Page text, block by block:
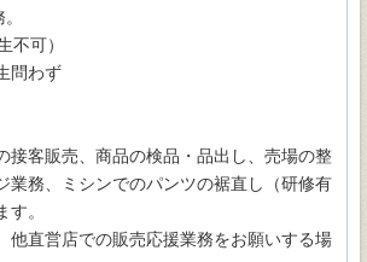
不可）
問わず
接客販売、商品の検品・品出し、売場の整
業務、ミシンでのパンツの裾直し（研修有
す。
他直営店での販売応援業務をお願いする場